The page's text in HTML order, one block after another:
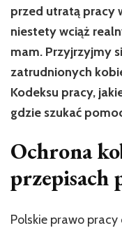
przed utratą pracy
niestety wciąż
mam. Przyjrzyjmy
zatrudnionych
Kodeksu pracy,
gdzie szukać
Ochrona
przepisach
Polskie prawo